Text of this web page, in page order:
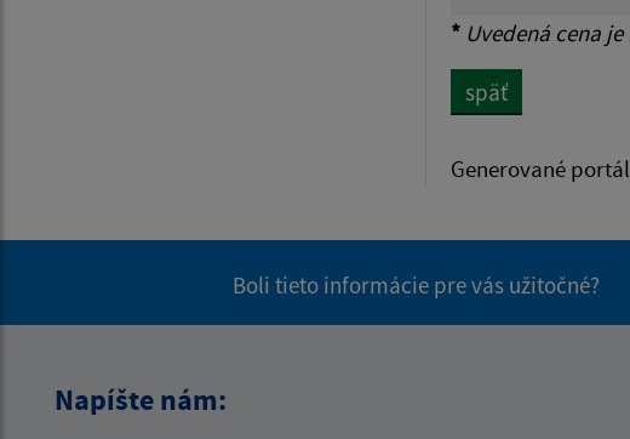
* Uvedená cena
späť
Generované
Boli tieto informácie pre vás užitočné?
Napíšte nám: